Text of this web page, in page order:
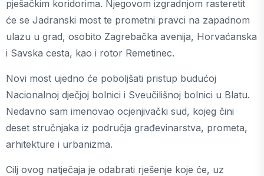
pješačkim koridorima. Njegovom izgradnjom rasteretit
će se Jadranski most te prometni pravci na zapadnom
ulazu u grad, osobito Zagrebačka avenija, Horvaćanska
i Savska cesta, kao i rotor Remetinec.
Novi most ujedno će poboljšati pristup budućoj
Nacionalnoj dječjoj bolnici i Sveučilišnoj bolnici u Blatu.
Nedavno sam imenovao ocjenjivački sud, kojeg čini
deset stručnjaka iz područja građevinarstva, prometa,
arhitekture i urbanizma.
Cilj ovog natječaja je odabrati rješenje koje će, uz